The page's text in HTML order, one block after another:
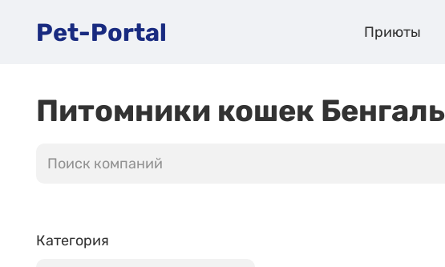
Pet-Portal Приюты
Питомники кошек
Категория